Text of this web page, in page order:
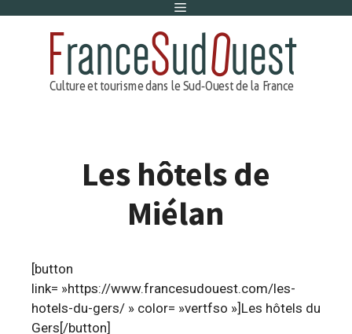
Menu
Les hôtels de
Miélan
[button
link= »https://www.francesudouest.com/les-
hotels-du-gers/ » color= »vertfso »]Les hôtels du
Gers[/button]